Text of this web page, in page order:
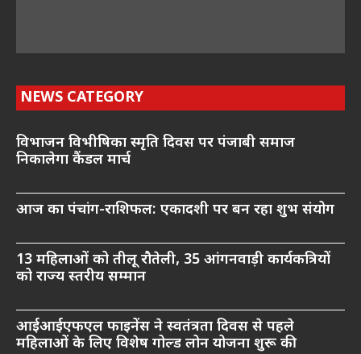
NEWS CATEGORY
विभाजन विभीषिका स्मृति दिवस पर पंजाबी समाज
निकालेगा कैंडल मार्च
आज का पंचांग-राशिफल: एकादशी पर बन रहा शुभ संयोग
13 महिलाओं को तीलू रौतेली, 35 आंगनवाड़ी कार्यकत्रियों
को राज्य स्तरीय सम्मान
आईआईएफएल फाइनेंस ने स्वतंत्रता दिवस से पहले
महिलाओं के लिए विशेष गोल्ड लोन योजना शुरू की